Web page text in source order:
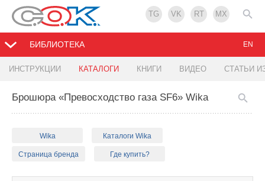
TG VK RT MX
БИБЛИОТЕКА
ИНСТРУКЦИИ КАТАЛОГИ КНИГИ ВИДЕО СТАТЬИ
EN
Брошюра «Превосходство газа SF6» Wika
Wika Каталоги Wika
Страница бренда Где купить?